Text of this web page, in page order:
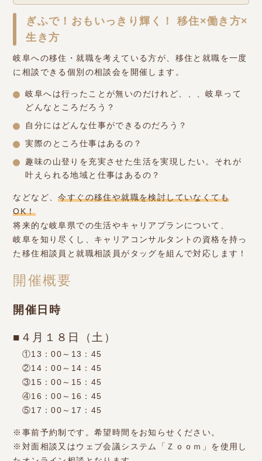
ぎふで！おもいっきり輝く！ 移住×働き方×
生き方
岐阜への移住・就職を考えている方が、移住と就職を一度
に相談できる個別の相談会を開催します。
岐阜へは行ったことが無いのだけれど、、、岐阜って
どんなところだろう？
自分にはどんな仕事ができるのだろう？
実際のところ仕事はあるの？
趣味の山登りを充実させた生活を実現したい。それが
叶えられる地域と仕事はあるの？
などなど、今すぐの移住や就職を検討していなくても
OK！
将来的な岐阜県での生活やキャリアプランについて、
岐阜を知り尽くし、キャリアコンサルタントの資格を持っ
た移住相談員と就職相談員がタッグを組んで対応します！
開催概要
開催日時
■４月１８日（土）
①13：00～13：45
②14：00～14：45
③15：00～15：45
④16：00～16：45
⑤17：00～17：45
※事前予約制です。希望時間をお知らせください。
※対面相談又はウェブ会議システム「Ｚｏｏｍ」を使用し